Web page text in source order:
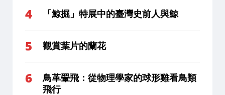
「鯨掘」特展中的臺灣史前人與鯨
觀賞葉片的蘭花
鳥革翬飛：從物理學家的球形雞看鳥類
飛行